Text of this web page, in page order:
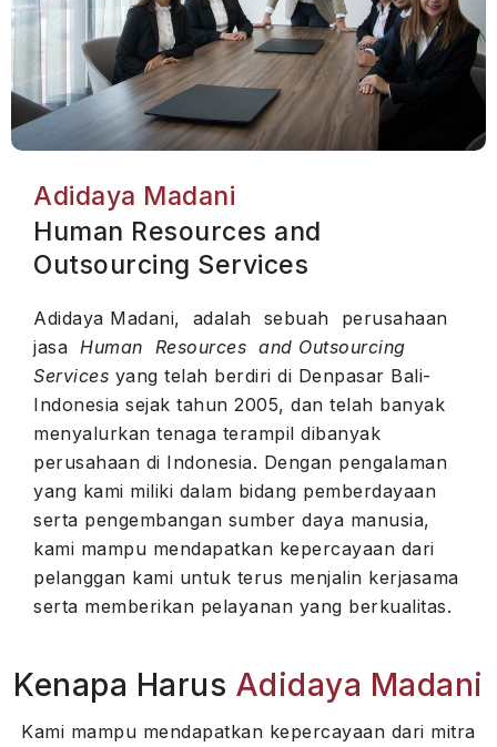
Adidaya Madani
Human Resources and
Outsourcing Services
Adidaya Madani, adalah sebuah perusahaan
jasa Human Resources and Outsourcing
Services yang telah berdiri di Denpasar Bali-
Indonesia sejak tahun 2005, dan telah banyak
menyalurkan tenaga terampil dibanyak
perusahaan di Indonesia. Dengan pengalaman
yang kami miliki dalam bidang pemberdayaan
serta pengembangan sumber daya manusia,
kami mampu mendapatkan kepercayaan dari
pelanggan kami untuk terus menjalin kerjasama
serta memberikan pelayanan yang berkualitas.
Kenapa Harus Adidaya Madani
Kami mampu mendapatkan kepercayaan dari mitra